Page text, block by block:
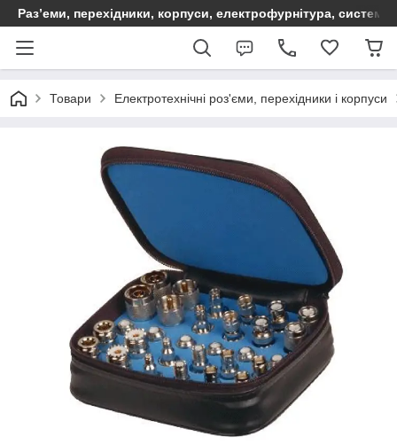
Раз’еми, перехідники, корпуси, електрофурнітура,
Товари Електротехнічні роз'єми, перехідники і корпуси